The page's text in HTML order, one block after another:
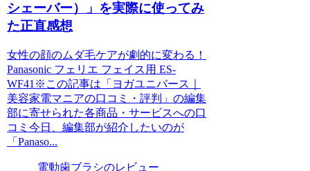
シェーバー）」を実際に使ってみ
た正直感想
女性の顔のムダ毛ケアが劇的に変わる！
Panasonic フェリエ フェイス用 ES-
WF41※この記事は「ヨガユニバース｜
美容家電マニアの口コミ・評判」の編集
部に寄せられた各商品・サービスへの口
コミ今日、編集部が紹介したいのが
「Panaso...
電動歯ブラシのレビュー